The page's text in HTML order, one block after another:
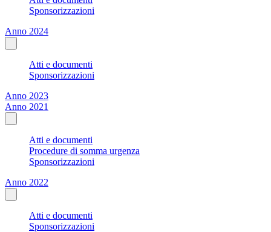
Sponsorizzazioni
Anno 2024
Atti e documenti
Sponsorizzazioni
Anno 2023
Anno 2021
Atti e documenti
Procedure di somma urgenza
Sponsorizzazioni
Anno 2022
Atti e documenti
Sponsorizzazioni